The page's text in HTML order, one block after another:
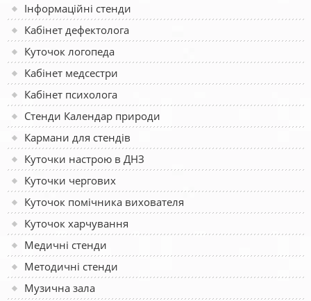
Інформаційні стенди
Кабінет дефектолога
Куточок логопеда
Кабінет медсестри
Кабінет психолога
Стенди Календар природи
Кармани для стендів
Куточки настрою в ДНЗ
Куточки чергових
Куточок помічника вихователя
Куточок харчування
Медичні стенди
Методичні стенди
Музична зала